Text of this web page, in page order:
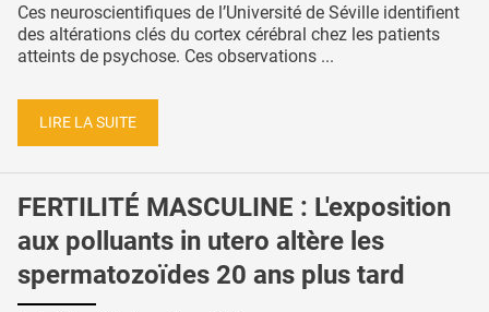
Ces neuroscientifiques de l’Université de Séville identifient
des altérations clés du cortex cérébral chez les patients
atteints de psychose. Ces observations ...
LIRE LA SUITE
FERTILITÉ MASCULINE : L'exposition
aux polluants in utero altère les
spermatozoïdes 20 ans plus tard